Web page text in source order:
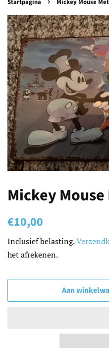
Startpagina Mickey Mouse
Mickey
Normale
€10,00
Inclusief belasting.
het afrekenen.
Aan